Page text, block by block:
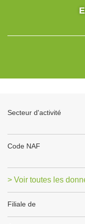
Secteur d'activité
Code NAF
> Voir toutes les
Filiale de